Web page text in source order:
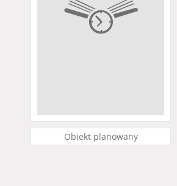
Obiekt planowany